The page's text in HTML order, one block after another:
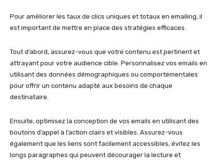
Pour améliorer les taux de clics uniques et totaux en emailing, il
est important de mettre en place des stratégies efficaces.
Tout d’abord, assurez-vous que votre contenu est pertinent et
attrayant pour votre audience cible. Personnalisez vos emails en
utilisant des données démographiques ou comportementales
pour offrir un contenu adapté aux besoins de chaque
destinataire.
Ensuite, optimisez la conception de vos emails en utilisant des
boutons d’appel à l’action clairs et visibles. Assurez-vous
également que les liens sont facilement accessibles, évitez les
longs paragraphes qui peuvent décourager la lecture et